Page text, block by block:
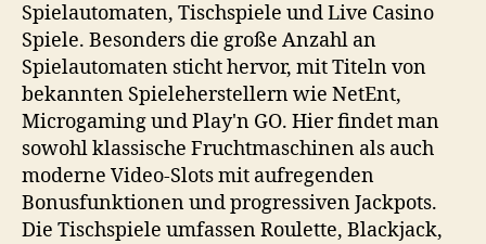
Spielautomaten, Tischspiele und Live Casino
Spiele. Besonders die große Anzahl an
Spielautomaten sticht hervor, mit Titeln von
bekannten Spieleherstellern wie NetEnt,
Microgaming und Play'n GO. Hier findet man
sowohl klassische Fruchtmaschinen als auch
moderne Video-Slots mit aufregenden
Bonusfunktionen und progressiven Jackpots.
Die Tischspiele umfassen Roulette, Blackjack,